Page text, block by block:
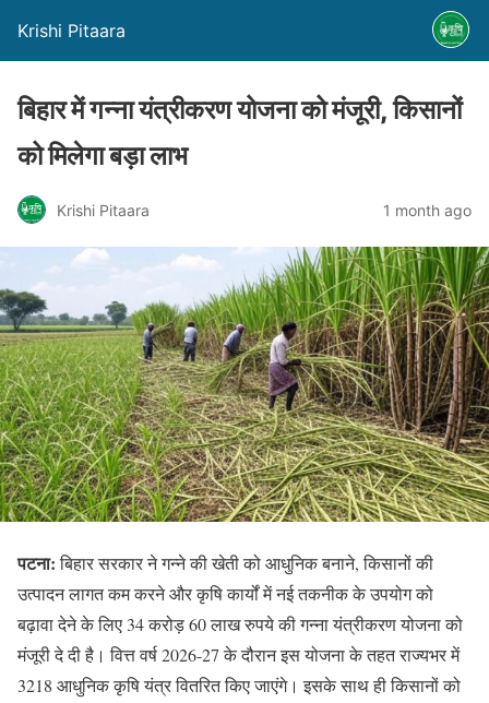
Krishi Pitaara
बिहार में गन्ना यंत्रीकरण योजना को मंजूरी, किसानों
को मिलेगा बड़ा लाभ
Krishi Pitaara 1 month ago
पटना:बिहार सरकार ने गन्ने की खेती को आधुनिक बनाने, किसानों की
उत्पादन लागत कम करने और कृषि कार्यों में नई तकनीक के उपयोग को
बढ़ावा देने के लिए 34 करोड़ 60 लाख रुपये की गन्ना यंत्रीकरण योजना को
मंजूरी दे दी है। वित्त वर्ष 2026-27 के दौरान इस योजना के तहत राज्यभर में
3218 आधुनिक कृषि यंत्र वितरित किए जाएंगे। इसके साथ ही किसानों को